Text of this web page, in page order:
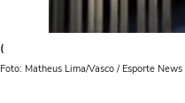
(
Foto: Matheus Lima/Vasco / Esporte News